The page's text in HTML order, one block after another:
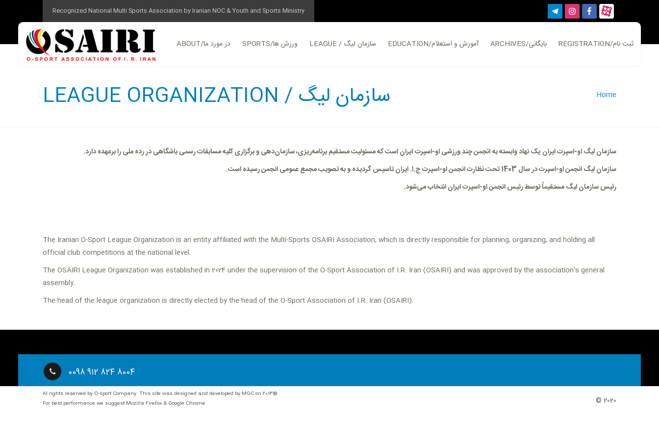
Recognized National Multi Sports Association by Iranian NOC & Youth and Sports Ministry
ABOUT/در مورد ما SPORTS/ورزش ها LEAGUE / سازمان لیگ EDUCATION/آموزش و استعلام ARCHIVES/بایگانی REGISTRATION/ثبت نام
LEAGUE ORGANIZATION / سازمان لیگ Home
سازمان لیگ او-اسپرت ایران یک نهاد وابسته بهانجمن چند ورزشی او-اسپرتایران است که مسئولیت مستقیم برنامه‌ریزی، سازمان‌دهی و برگزاری کلیه مسابقات رسمی باشگاهی در رده ملی را برعهده دارد.
سازمان لیگ انجمن او-اسپرت در سال 1403 تحت نظارت انجمن او-اسپرت ج.ا. ایران تاسیس گردیده و به تصویب مجمع عمومی انجمن رسیده است.
رئیس سازمان لیگ مستقیماً توسط رئیس انجمن او-اسپرت ایران انتخاب می‌شود.
The Iranian O-Sport League Organization is an entity affiliated with the Multi-Sports OSAIRI Association, which is directly responsible for planning, organizing, and holding all
official club competitions at the national level.
The OSAIRI League Organization was established in 2024 under the supervision of the O-Sport Association of I.R. Iran (OSAIRI) and was approved by the association's general
assembly.
The head of the league organization is directly elected by the head of the O-Sport Association of I.R. Iran (OSAIRI).
0098 912 824 8004
Al rights reserved by O-sport Company. This site was designed and developed by MGC on 2013®
For best performance we suggest Mozilla Firefox & Google Chrome
© 2020